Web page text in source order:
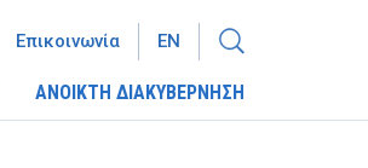
ΑΝΟΙΚΤΗ ΔΙΑΚΥΒΕΡΝΗΣΗ
Επικοινωνία EN